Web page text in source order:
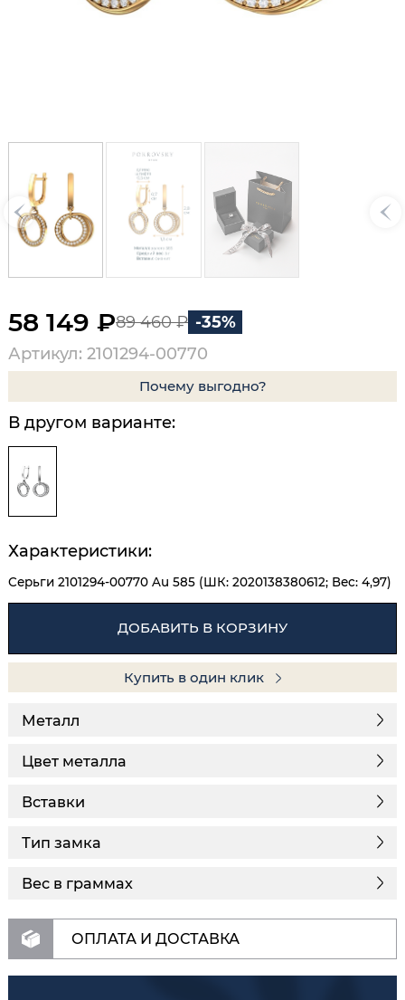
58 149 ₽89 460 ₽ -35%
Артикул: 2101294-00770
Почему выгодно?
В другом варианте:
Характеристики:
Серьги 2101294-00770 Au 585 (ШК: 2020138380612; Вес: 4,97)
ДОБАВИТЬ В КОРЗИНУ
Купить в один клик
Металл
Цвет металла
Вставки
Тип замка
Вес в граммах
ОПЛАТА И ДОСТАВКА